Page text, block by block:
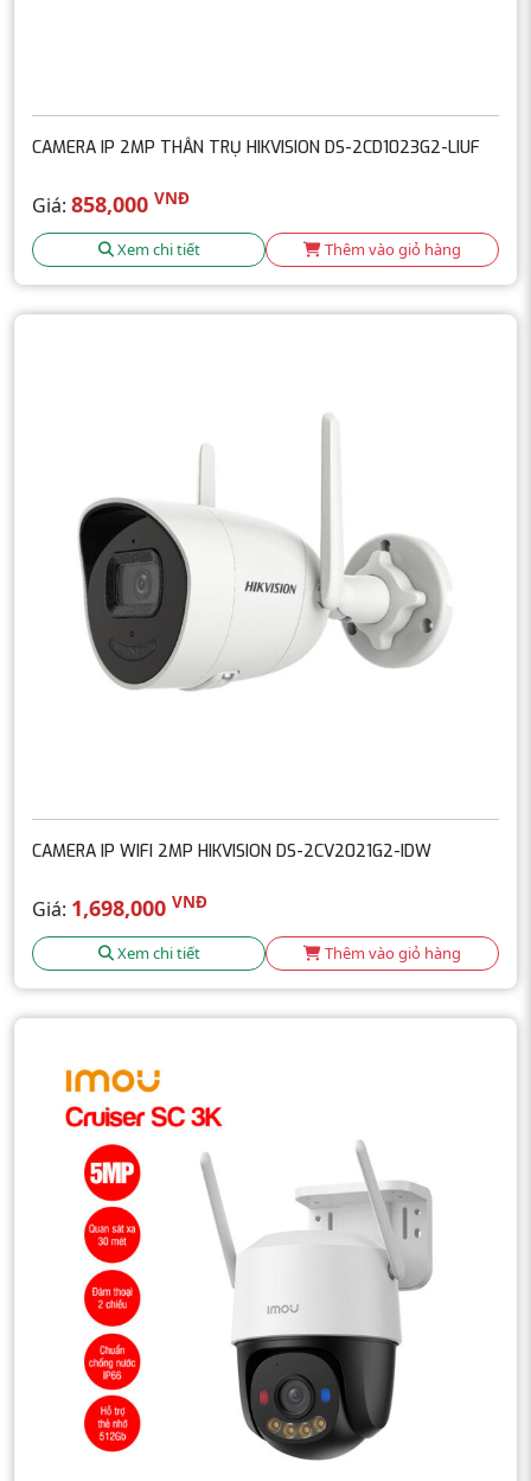
CAMERA IP 2MP THÂN TRỤ HIKVISION DS-2CD1023G2-LIUF
Giá: 858,000 VNĐ
Xem chi tiết Thêm vào giỏ hàng
CAMERA IP WIFI 2MP HIKVISION DS-2CV2021G2-IDW
Giá: 1,698,000 VNĐ
Xem chi tiết Thêm vào giỏ hàng